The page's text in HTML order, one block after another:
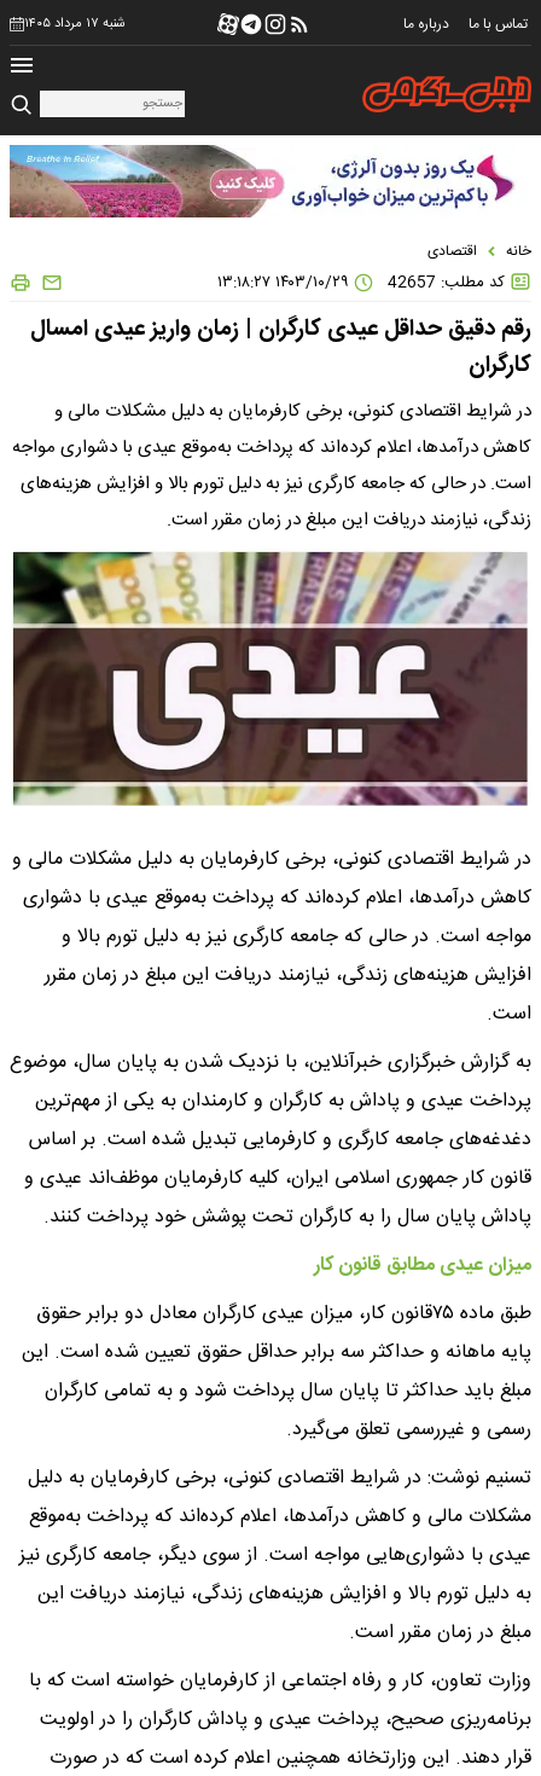
تماس با ما درباره ما شنبه ۱۷ مرداد ۱۴۰۵
خانه اقتصادی
کد مطلب: 42657
رقم دقیق حداقل عیدی کارگران | زمان واریز عیدی امسال
کارگران
در شرایط اقتصادی کنونی، برخی کارفرمایان به دلیل مشکلات مالی و
کاهش درآمدها، اعلام کرده‌اند که پرداخت به‌موقع عیدی با دشواری‌ مواجه
است. در حالی که جامعه کارگری نیز به دلیل تورم بالا و افزایش هزینه‌های
زندگی، نیازمند دریافت این مبلغ در زمان مقرر است.
در شرایط اقتصادی کنونی، برخی کارفرمایان به دلیل مشکلات مالی و
کاهش درآمدها، اعلام کرده‌اند که پرداخت به‌موقع عیدی با دشواری‌
مواجه است. در حالی که جامعه کارگری نیز به دلیل تورم بالا و
افزایش هزینه‌های زندگی، نیازمند دریافت این مبلغ در زمان مقرر
است.
به گزارش خبرگزاری خبرآنلاین، با نزدیک شدن به پایان سال، موضوع
پرداخت عیدی و پاداش به کارگران و کارمندان به یکی از مهم‌ترین
دغدغه‌های جامعه کارگری و کارفرمایی تبدیل شده است. بر اساس
قانون کار جمهوری اسلامی ایران، کلیه کارفرمایان موظف‌اند عیدی و
پاداش پایان سال را به کارگران تحت پوشش خود پرداخت کنند.
میزان عیدی مطابق قانون کار
طبق ماده ۷۵قانون کار، میزان عیدی کارگران معادل دو برابر حقوق
پایه ماهانه و حداکثر سه برابر حداقل حقوق تعیین شده است. این
مبلغ باید حداکثر تا پایان سال پرداخت شود و به تمامی کارگران
رسمی و غیررسمی تعلق می‌گیرد.
تسنیم نوشت: در شرایط اقتصادی کنونی، برخی کارفرمایان به دلیل
مشکلات مالی و کاهش درآمدها، اعلام کرده‌اند که پرداخت به‌موقع
عیدی با دشواری‌هایی مواجه است. از سوی دیگر، جامعه کارگری نیز
به دلیل تورم بالا و افزایش هزینه‌های زندگی، نیازمند دریافت این
مبلغ در زمان مقرر است.
وزارت تعاون، کار و رفاه اجتماعی از کارفرمایان خواسته است که با
برنامه‌ریزی صحیح، پرداخت عیدی و پاداش کارگران را در اولویت
قرار دهند. این وزارتخانه همچنین اعلام کرده است که در صورت